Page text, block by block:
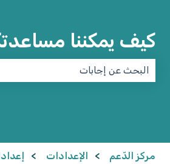
كيف يمكننا
مركز الدّعم الإعدادات